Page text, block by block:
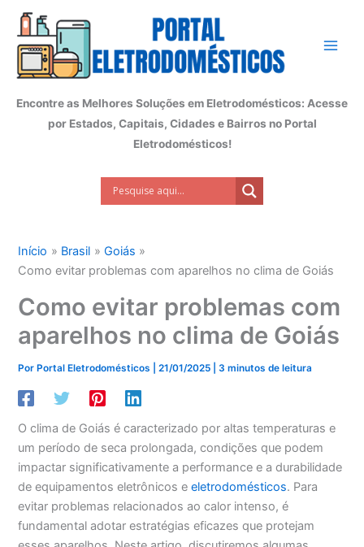
conteúdo
Encontre as Melhores Soluções em Eletrodomésticos: Acesse
por Estados, Capitais, Cidades e Bairros no Portal
Eletrodomésticos!
Início Brasil
Goiás
Como evitar problemas com aparelhos no clima de Goiás
Como evitar problemas com
aparelhos no clima de Goiás
PorPortal Eletrodomésticos |21/01/2025 |3 minutos de leitura
O clima de Goiás é caracterizado por altas temperaturas e
um período de seca prolongada, condições que podem
impactar significativamente a performance e a durabilidade
de equipamentos eletrônicos eeletrodomésticos. Para
evitar problemas relacionados ao calor intenso, é
fundamental adotar estratégias eficazes que protejam